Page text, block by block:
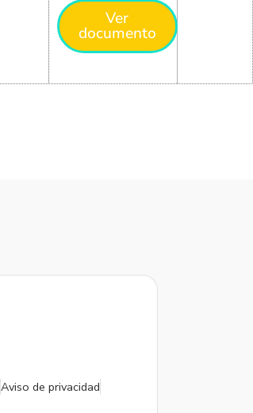
Ver
documento
Aviso de privacidad